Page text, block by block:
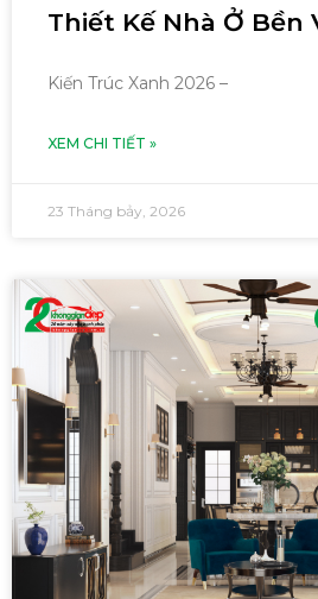
Thiết Kế Nhà Ở Bền
Kiến Trúc Xanh 2026 –
XEM CHI TIẾT »
23 Tháng bảy, 2026